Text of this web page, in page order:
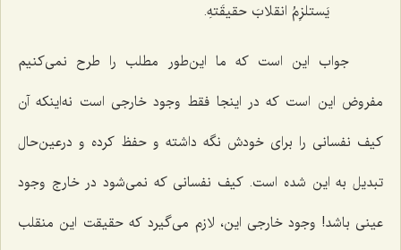
یَستلزِمُ انقلابَ حقیقَتهِ.
جواب این است که ما این‌طور مطلب را طرح نمی‌کنیم
مفروض این است که در اینجا فقط وجود خارجی است نه‌اینکه آن
کیف نفسانی را برای خودش نگه داشته و حفظ کرده و درعین‌حال
تبدیل به این شده است. کیف نفسانی که نمی‌شود در خارج وجود
عینی باشد! وجود خارجی این، لازم می‌گیرد که حقیقت این منقلب